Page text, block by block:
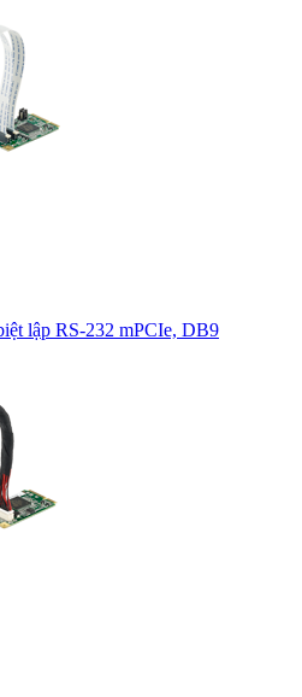
lập RS-232 mPCIe, DB9